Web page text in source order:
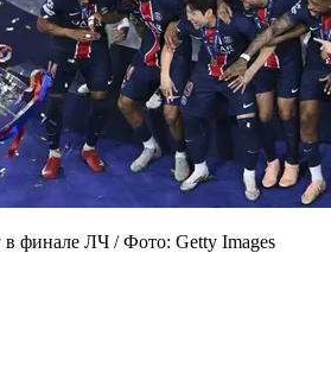
финале ЛЧ / Фото: Getty Images